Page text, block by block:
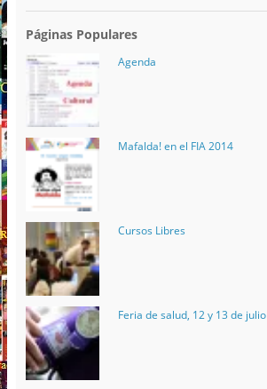
Páginas Populares
Agenda
Mafalda! en el FIA 2014
Cursos Libres
Feria de salud, 12 y 13 de julio